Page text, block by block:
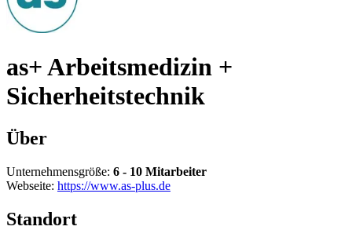
as+ Arbeitsmedizin +
Sicherheitstechnik
Über
Unternehmensgröße: 6 - 10 Mitarbeiter
Webseite: https://www.as-plus.de
Standort